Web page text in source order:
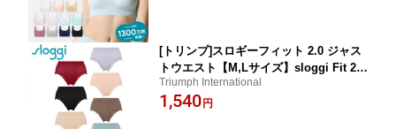
[トリンプ]スロギーフィット 2.0 ジャス
トウエスト【M,Lサイズ】sloggi Fit 2.0
JW 綿混 コットン ショーツ レディース
下着 シンプル 無地 定番 レース
Triumph International
1,540円